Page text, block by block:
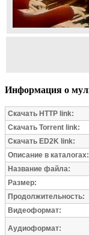
Информация о
Скачать HTTP link:
Скачать Torrent link:
Скачать ED2K link:
Описание в каталогах:
Название файла:
Размер:
Продолжительность:
Видеоформат:
Аудиоформат: